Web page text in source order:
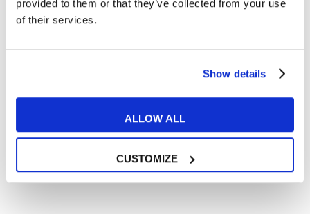
provided to them or that they’ve collected from your use
of their services.
Show details
ALLOW ALL
CUSTOMIZE
Articoli divertenti su film e musica
In quanto di età superiore ai 16 anni, dichiaro di acconsentire
all’informativa privacy.
Desidero ricevere comunicazioni commerciali e promozionali
RICHIEDI INFORMAZIONI